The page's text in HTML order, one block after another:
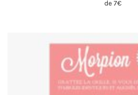
de 7€